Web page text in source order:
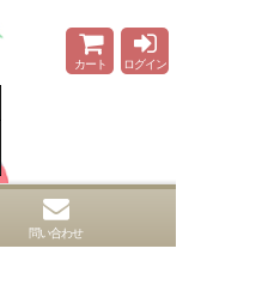
カート ログイン
問い合わせ